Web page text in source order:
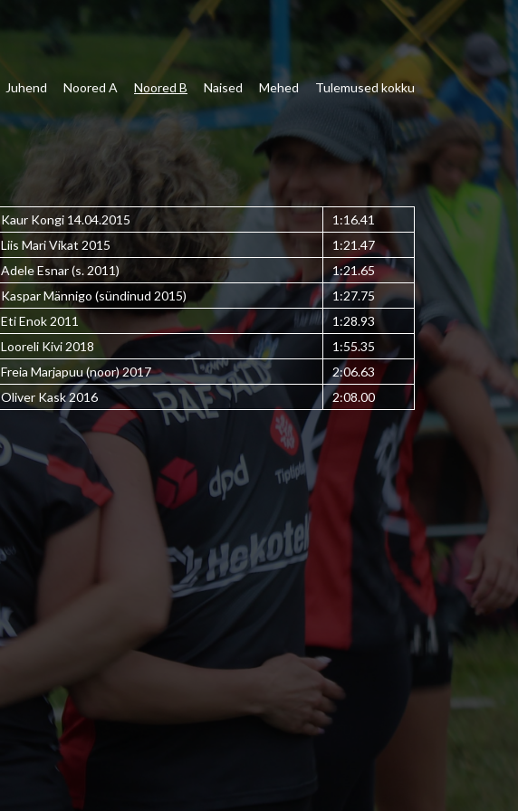
Juhend Noored A Noored B Naised Mehed Tulemused kokku
Kaur Kongi 14.04.2015
1:16.41
Liis Mari Vikat 2015
1:21.47
Adele Esnar (s. 2011)
1:21.65
Kaspar Männigo (sündinud 2015)
1:27.75
Eti Enok 2011
1:28.93
Looreli Kivi 2018
1:55.35
Freia Marjapuu (noor) 2017
2:06.63
Oliver Kask 2016 2:08.00